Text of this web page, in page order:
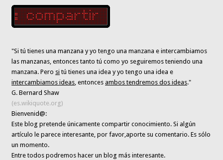
"Si tú tienes una manzana y yo tengo una manzana e intercambiamos
las manzanas, entonces tanto tú como yo seguiremos teniendo una
manzana. Pero si tú tienes una idea y yo tengo una idea e
intercambiamos ideas , entoncesambos tendremos dos ideas."
G. Bernard Shaw
(es.wikiquote.org)
Bienvenid@:
Este blog pretende únicamentecompartir conocimiento. Si algún
artículo le parece interesante,por favor,aporte su comentario. Es sólo
un momento.
Entre todos podremos hacer un blog más interesante.